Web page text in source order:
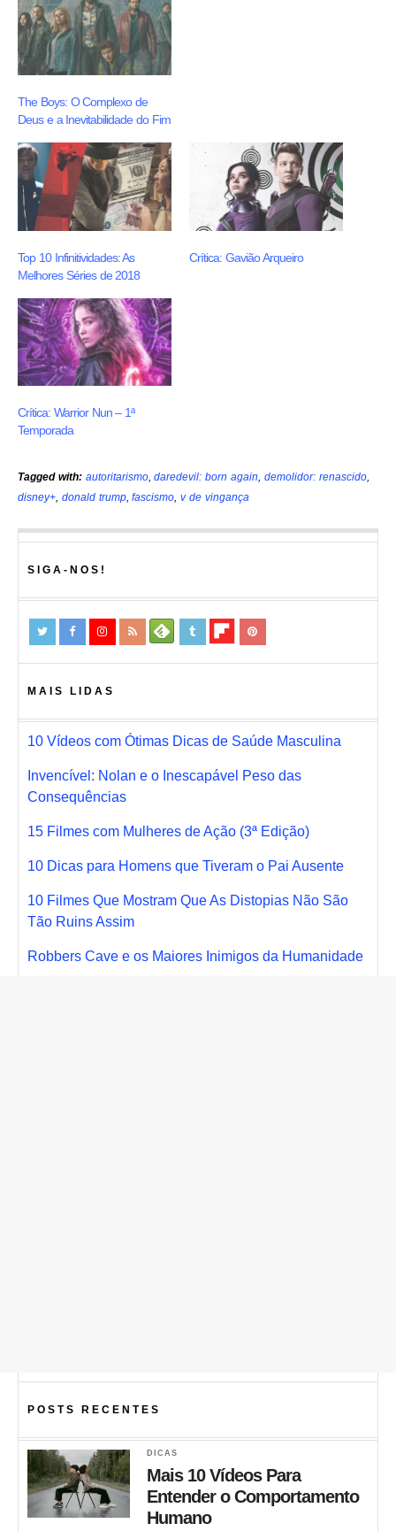
The Boys: O Complexo de
Deus e a Inevitabilidade do Fim
Top 10 Infinitividades: As
Melhores Séries de 2018
Crítica: Gavião Arqueiro
Crítica: Warrior Nun – 1ª
Temporada
Tagged with: autoritarismo,daredevil: born again, demolidor: renascido,
disney+, donald trump,fascismo,v de vingança
SIGA-NOS!
MAIS LIDAS
10 Vídeos com Ótimas Dicas de Saúde Masculina
Invencível: Nolan e o Inescapável Peso das
Consequências
15 Filmes com Mulheres de Ação (3ª Edição)
10 Dicas para Homens que Tiveram o Pai Ausente
10 Filmes Que Mostram Que As Distopias Não São
Tão Ruins Assim
Robbers Cave e os Maiores Inimigos da Humanidade
POSTS RECENTES
DICAS
Mais 10 Vídeos Para
Entender o Comportamento
Humano